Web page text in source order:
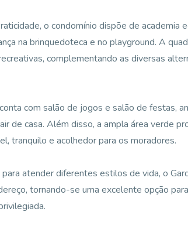
o condomínio dispõe de academia
na brinquedoteca e no playground. A
complementando as diversas
com salão de jogos e salão de festas,
de casa. Além disso, a ampla área verde
tranquilo e acolhedor para os moradores.
atender diferentes estilos de vida, o
tornando-se uma excelente opção